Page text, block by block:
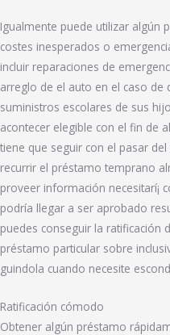
Igualmente puede utilizar algún
costes inesperados o
incluir reparaciones de
arreglo de el auto en el caso
suministros escolares de sus
acontecer elegible con el fin de
tiene que seguir con el pasar
recurrir el préstamo temprano
proveer información necesitarí¡
podrí­a llegar a ser aprobado
puedes conseguir la ratificación
préstamo particular sobre
guindola cuando necesite
Ratificación cómodo
Obtener algún préstamo